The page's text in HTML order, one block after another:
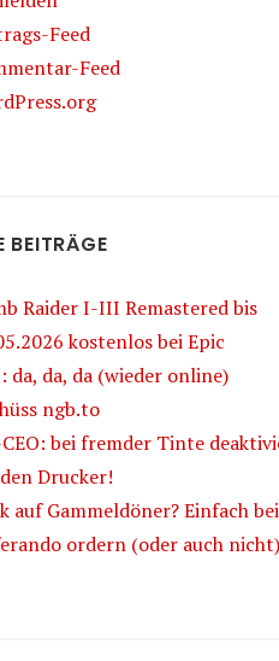
Feed
Feed
BEITRÄGE
Raider I-III Remastered bis
kostenlos bei Epic
da, da, da (wieder online)
ngb.to
bei fremder Tinte
Drucker!
auf Gammeldöner? Einfach bei
ordern (oder auch nicht)